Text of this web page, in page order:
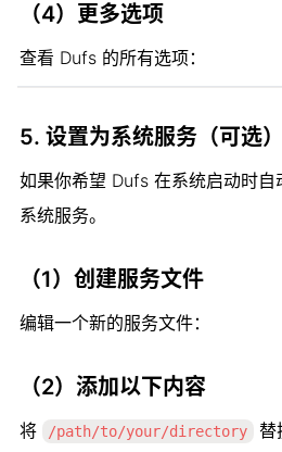
（4）更多选项
查看 Dufs 的所有选项：
5. 设置为系统服务（可选）
如果你希望 Dufs 在系统启动时自
系统服务。
（1）创建服务文件
编辑一个新的服务文件：
（2）添加以下内容
将 /path/to/your/directory
替